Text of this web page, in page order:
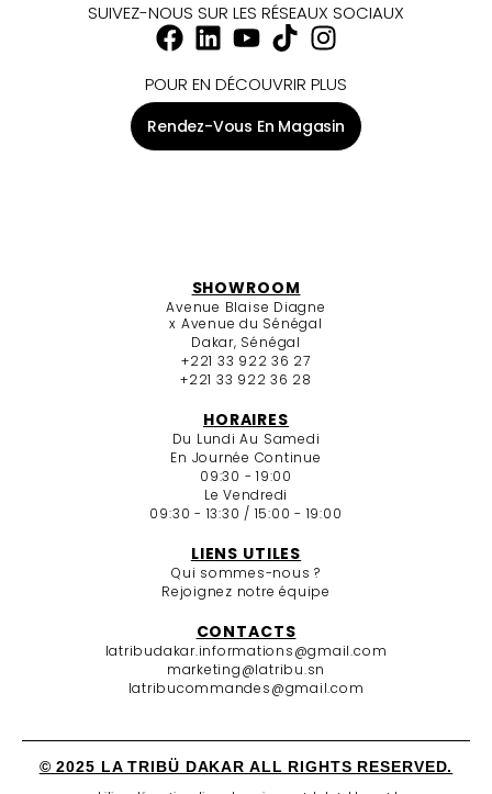
SUIVEZ-NOUS SUR LES RÉSEAUX SOCIAUX
POUR EN DÉCOUVRIR PLUS
Rendez-Vous En Magasin
SHOWROOM
Avenue Blaise Diagne
x Avenue du Sénégal
Dakar, Sénégal
+221 33 922 36 27
+221 33 922 36 28
HORAIRES
Du Lundi Au Samedi
En Journée Continue
09:30 - 19:00
Le Vendredi
09:30 - 13:30 / 15:00 - 19:00
LIENS UTILES
Qui sommes-nous ?
Rejoignez notre équipe
CONTACTS
latribudakar.informations@gmail.com
marketing@latribu.sn
latribucommandes@gmail.com
© 2025 LA TRIBÜ DAKAR ALL RIGHTS RESERVED.